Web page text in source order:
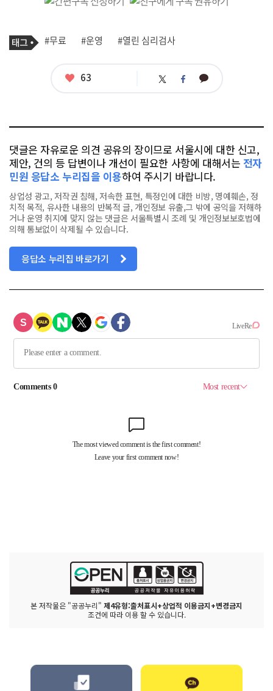
기
사
태
그
#무료 #운영 #열린 심리검사
좋
63 트 페 카
댓글은 자유로운 의견 공유의 장이므로 서울시에 대한 신고,
제안, 건의 등 답변이나 개선이 필요한 사항에 대해서는 전자
민원 응답소 누리집을 이용하여 주시기 바랍니다.
상업성 광고, 저작권 침해, 저속한 표현, 특정인에 대한 비방, 명예훼손, 정
치적 목적, 유사한 내용의 반복적 글, 개인정보 유출,그 밖에 공익을 저해하
거나 운영 취지에 맞지 않는 댓글은 서울특별시 조례 및 개인정보보호법에
의해 통보없이 삭제될 수 있습니다.
응답소 누리집 바로가기
본 저작물은 "공공누리" 제4유형:출처표시+상업적 이용금지+변경금지
조건에 따라 이용 할 수 있습니다.